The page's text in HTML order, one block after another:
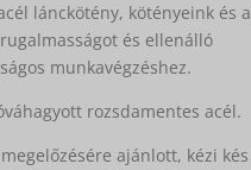
lánckötény, kötényeink és a
és ellenálló
munkavégzéshez.
rozsdamentes acél.
ajánlott, kézi kés